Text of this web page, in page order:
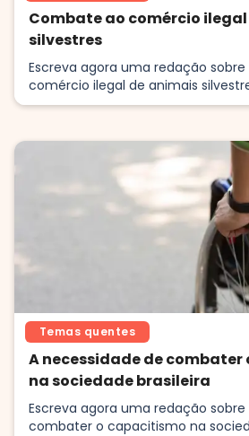
Combate ao comércio
silvestres
Escreva agora uma redação
comércio ilegal de animais
Temas quentes
A necessidade de
na sociedade brasileira
Escreva agora uma redação
combater o capacitismo na